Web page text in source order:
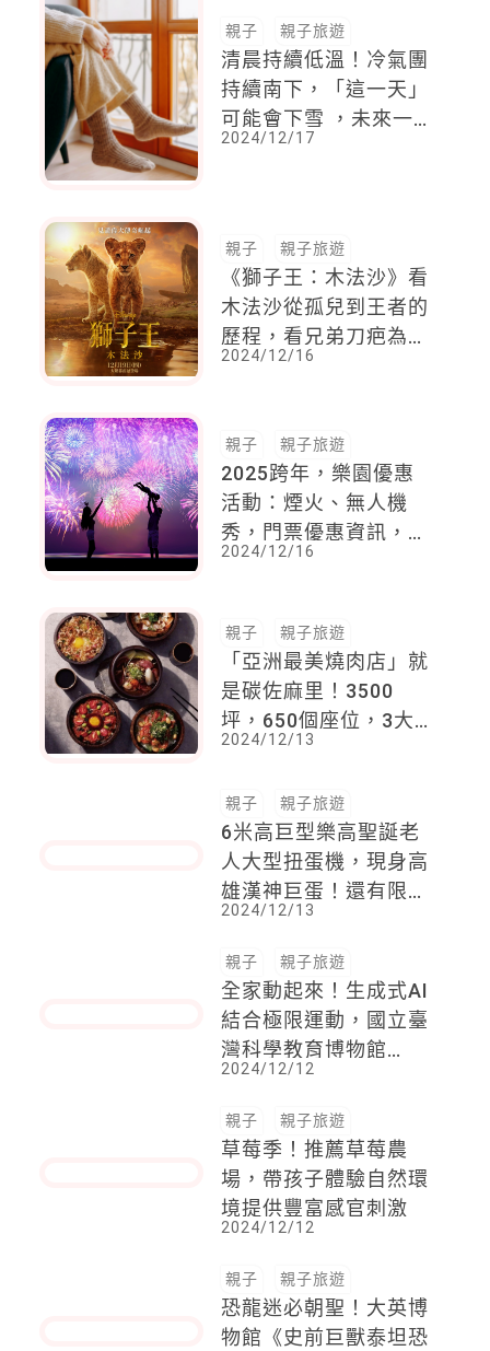
親子 親子旅遊
清晨持續低溫！冷氣團
持續南下，「這一天」
可能會下雪 ，未來一
周有兩個冷氣團
2024/12/17
親子 親子旅遊
《獅子王：木法沙》看
木法沙從孤兒到王者的
歷程，看兄弟刀疤為何
從善良黑化
2024/12/16
親子 親子旅遊
2025跨年，樂園優惠
活動：煙火、無人機
秀，門票優惠資訊，帶
孩子一起快樂跨年！六
入園，還有麗寶樂園、
義大世界、劍湖山、臺
北市兒童新樂園
2024/12/16
親子 親子旅遊
「亞洲最美燒肉店」就
是碳佐麻里！3500
坪，650個座位，3大
亮點一位難求，預約已
2024/12/13
親子 親子旅遊
6米高巨型樂高聖誕老
人大型扭蛋機，現身高
雄漢神巨蛋！還有限量
組」只送不賣，讓孩子
度過開心耶誕
親子 親子旅遊
全家動起來！生成式AI
結合極限運動，國立臺
12/27熱血登場
親子 親子旅遊
草莓季！推薦草莓農
場，帶孩子體驗自然環
親子 親子旅遊
恐龍迷必朝聖！大英博